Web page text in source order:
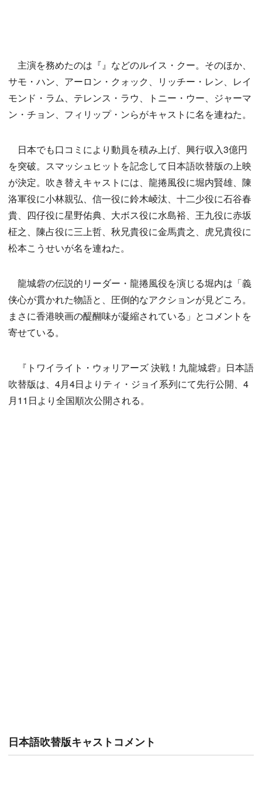
主演を務めたのは『』などのルイス・クー。そのほか、
サモ・ハン、アーロン・クォック、リッチー・レン、レイ
モンド・ラム、テレンス・ラウ、トニー・ウー、ジャーマ
ン・チョン、フィリップ・ンらがキャストに名を連ねた。
日本でも口コミにより動員を積み上げ、興行収入3億円
を突破。スマッシュヒットを記念して日本語吹替版の上映
が決定。吹き替えキャストには、龍捲風役に堀内賢雄、陳
洛軍役に小林親弘、信一役に鈴木崚汰、十二少役に石谷春
貴、四仔役に星野佑典、大ボス役に水島裕、王九役に赤坂
柾之、陳占役に三上哲、秋兄貴役に金馬貴之、虎兄貴役に
松本こうせいが名を連ねた。
龍城砦の伝説的リーダー・龍捲風役を演じる堀内は「義
侠心が貫かれた物語と、圧倒的なアクションが見どころ。
まさに香港映画の醍醐味が凝縮されている」とコメントを
寄せている。
『トワイライト・ウォリアーズ 決戦！九龍城砦』日本語
吹替版は、4月4日よりティ・ジョイ系列にて先行公開、4
月11日より全国順次公開される。
日本語吹替版キャストコメント